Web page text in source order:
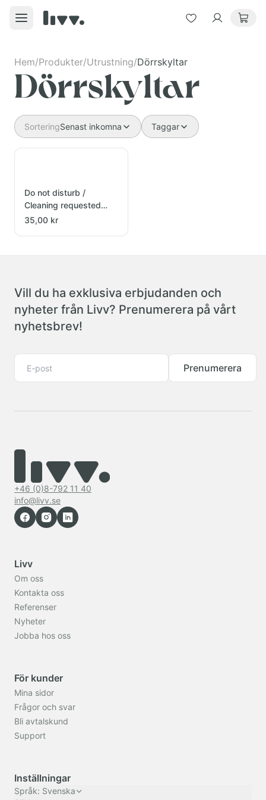
Hem/Produkter/Utrustning/Dörrskyltar
Dörrskyltar
SorteringSenast inkomna Taggar
Do not disturb /
Cleaning requested
Black/White
35,00 kr
Vill du ha exklusiva erbjudanden och
nyheter från Livv? Prenumerera på vårt
nyhetsbrev!
Prenumerera
+46 (0)8-792 11 40
info@livv.se
Livv
Om oss
Kontakta oss
Referenser
Nyheter
Jobba hos oss
För kunder
Mina sidor
Frågor och svar
Bli avtalskund
Support
Inställningar
Språk: Svenska